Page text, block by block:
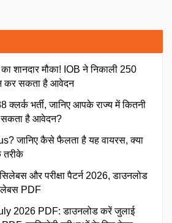
शानदार मौका! IOB ने निकाली 250
कर सकता है आवेदन
क्लर्क भर्ती, जानिए आपके राज्य में कितनी
है आवेदन?
जानिए कैसे फैलता है यह वायरस, क्या
तरीके
और परीक्षा पैटर्न 2026, डाउनलोड
PDF
2026 PDF: डाउनलोड करें जुलाई